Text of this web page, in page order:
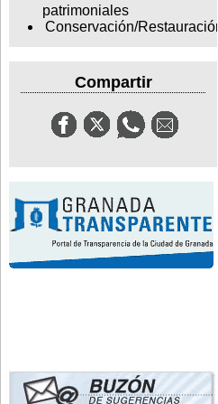
patrimoniales
Conservación/Restauración
Compartir